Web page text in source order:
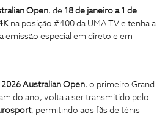
Open, de 18 de janeiro a 1 de
na posição #400 da UMA TV e tenha a
emissão especial em direto e em
2026 Australian Open, o primeiro Grand
do ano, volta a ser transmitido pelo
, permitindo aos fãs de ténis